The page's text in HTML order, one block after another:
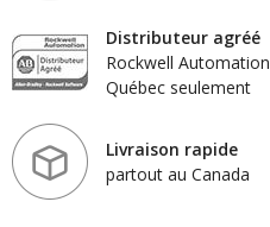
Distributeur agréé
Rockwell Automation
Québec seulement
Livraison rapide
partout au Canada